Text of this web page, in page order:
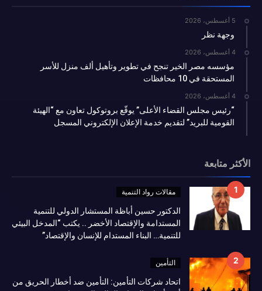
5 أغسطس، 2026
وجهة نظر
4 أغسطس، 2026
مؤسسه مصر الخير تنجح في تطوير وتأهيل ألف منزل للأسر
المستحقة في 10 محافظات
4 أغسطس، 2026
“رئيس مجلس القضاء الأعلى” يوقّع بروتوكول تعاون مع “الهيئة
القومية للبريد” لتقديم خدمة الإعلان الإلكتروني المسجل
الأكثر متابعة
مقالات رواد التنمية
الدكتور حسين أباظة المستشار الدولي للتنمية
المستدامة والإقتصاد الأخضر .. يكتب “المدخل البيئي
للتنمية… البناء المستدام للإنسان والإقتصاد”
التأمين
اتحاد شركات التأمين: التأمين ضد أخطار الحريق من